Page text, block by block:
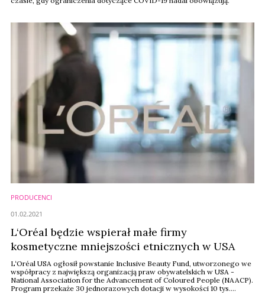
PRODUCENCI
L‘Oréal będzie wspierał małe firmy
kosmetyczne mniejszości etnicznych w USA
L‘Oréal USA ogłosił powstanie Inclusive Beauty Fund, utworzonego we
współpracy z największą organizacją praw obywatelskich w USA -
National Association for the Advancement of Coloured People (NAACP).
Program przekaże 30 jednorazowych dotacji w wysokości 10 tys.
01.02.2021